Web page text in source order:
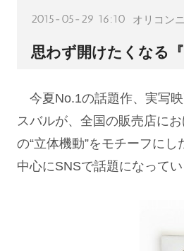
2015-05-29 16:10 オリコン
思わず開けたくなる
今夏No.1の話題作、実写
スバルが、全国の販売店に
の“立体機動”をモチーフに
中心にSNSで話題になってい